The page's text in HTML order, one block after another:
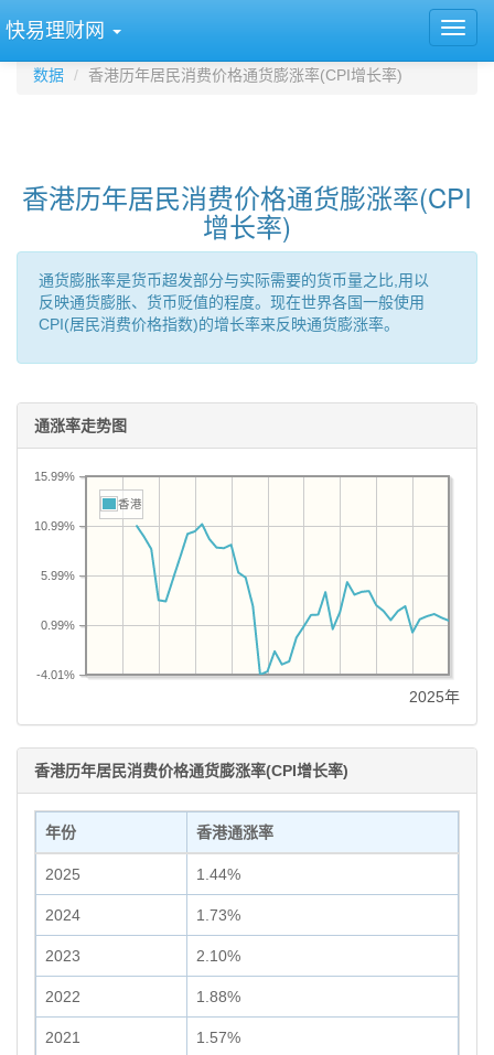
快易理财网
数据 香港历年居民消费价格通货膨涨率(CPI增长率)
香港历年居民消费价格通货膨涨率(CPI
增长率)
通货膨胀率是货币超发部分与实际需要的货币量之比,用以
反映通货膨胀、货币贬值的程度。现在世界各国一般使用
CPI(居民消费价格指数)的增长率来反映通货膨涨率。
通涨率走势图
-4.01%
0.99%
5.99%
10.99%
15.99%
香港
2025年
香港历年居民消费价格通货膨涨率(CPI增长率)
年份 香港通涨率
2025 1.44%
2024 1.73%
2023 2.10%
2022 1.88%
2021 1.57%